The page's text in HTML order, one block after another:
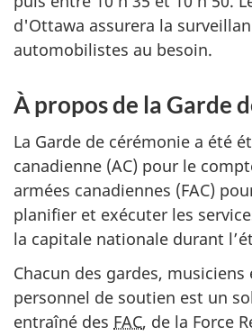
d'Ottawa assurera la
automobilistes au besoin.
À propos de la Garde
La Garde de cérémonie a été
canadienne (AC) pour le
armées canadiennes (FAC)
planifier et exécuter les
la capitale nationale durant
Chacun des gardes,
personnel de soutien est un
entraîné des FAC, de la Force